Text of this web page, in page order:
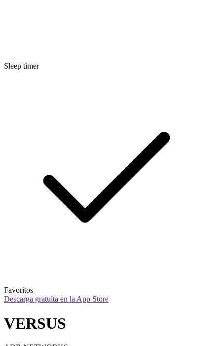
Sleep timer
Favoritos
Descarga gratuita en la App Store
VERSUS